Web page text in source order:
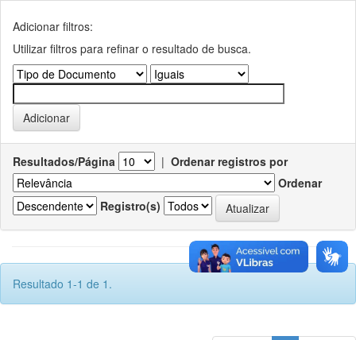
Adicionar filtros:
Utilizar filtros para refinar o resultado de busca.
Resultados/Página | Ordenar registros por
Ordenar
Registro(s)
Resultado 1-1 de 1.